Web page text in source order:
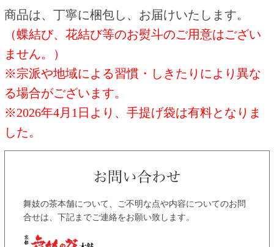
商品は、丁寧に梱包し、お届けいたします。
（蝶結び、花結び等のお熨斗のご用意はござい
ません。）
※宗派や地域による習慣・しきたりにより異な
る場合がございます。
※2026年4月1日より、手提げ袋は有料となりま
した。
舞妓の茶本舗について、ご不明な点や内容についてのお問
合せは、下記までご連絡をお願い致します。